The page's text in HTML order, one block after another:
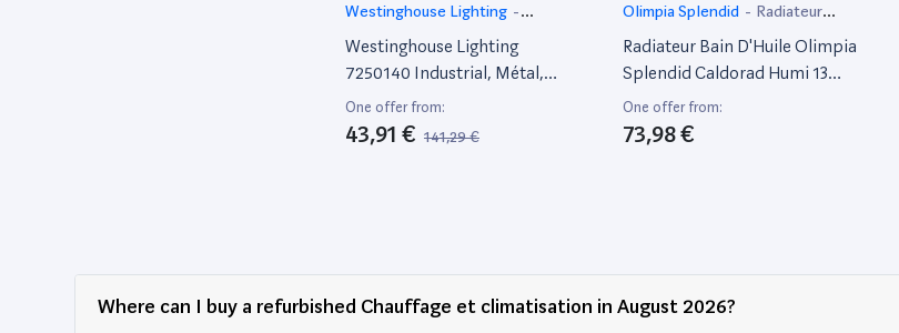
Westinghouse Lighting -
Ventilateur
Westinghouse Lighting
7250140 Industrial, Métal,
Finition En Argent Avec Pales
En Argent
One offer from:
43,91 € 141,29 €
Olimpia Splendid - Radiateur
électrique
Radiateur Bain D'Huile Olimpia
Splendid Caldorad Humi 13
2500 W Blanc
One offer from:
73,98 €
Where can I buy a refurbished Chauffage et climatisation in August 2026?